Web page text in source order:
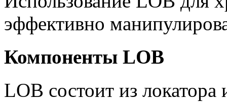
эффективно
Компоненты LOB
LOB состоит из локатора